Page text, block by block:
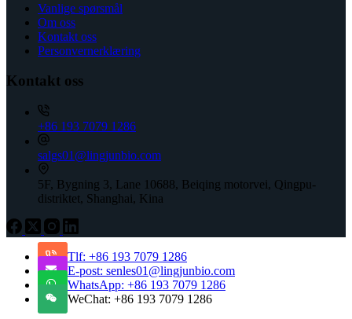
Vanlige spørsmål
Om oss
Kontakt oss
Personvernerklæring
Kontakt oss
+86 193 7079 1286
salgs01@lingjunbio.com
5F, Bygning 3, Lane 10688, Beiqing motorvei, Qingpu-
distriktet, Shanghai, Kina
Tlf: +86 193 7079 1286
E-post: senles01@lingjunbio.com
WhatsApp: +86 193 7079 1286
WeChat: +86 193 7079 1286